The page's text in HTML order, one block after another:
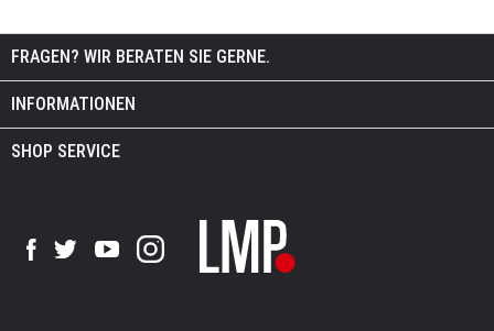
FRAGEN? WIR BERATEN SIE GERNE.
INFORMATIONEN
SHOP SERVICE